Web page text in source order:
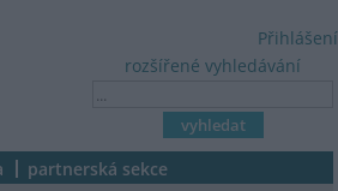
rozšířené vyhledávání
Přihlášení
partnerská sekce